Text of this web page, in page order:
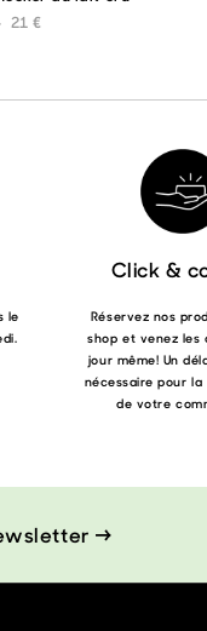
€
21€Plage de prix : 7,88 €
Les
sur
la
du
le
Click &
Réservez nos
shop et venez les
jour même! Un
nécessaire pour
de votre
→